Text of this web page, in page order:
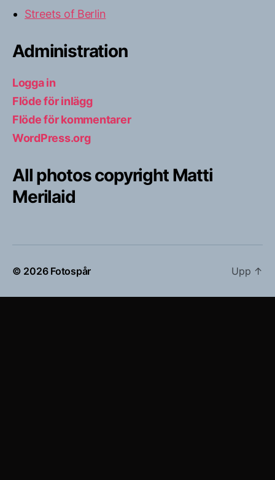
Streets of Berlin
Administration
Logga in
Flöde för inlägg
Flöde för kommentarer
WordPress.org
All photos copyright Matti
Merilaid
© 2026 Fotospår Upp ↑